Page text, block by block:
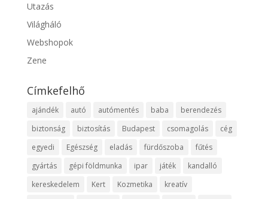
Utazás
Világháló
Webshopok
Zene
Címkefelhő
ajándék autó autómentés baba
berendezés
biztonság
biztosítás Budapest csomagolás
cég
egyedi
Egészség eladás fürdőszoba
fűtés
gyártás
gépi földmunka ipar játék
kandalló
kereskedelem
Kert Kozmetika
kreatív